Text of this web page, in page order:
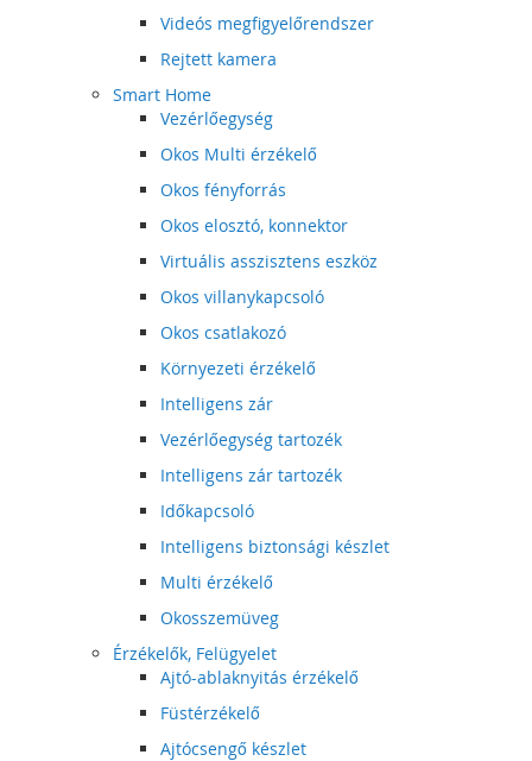
Videós megfigyelőrendszer
Rejtett kamera
Smart Home
Vezérlőegység
Okos Multi érzékelő
Okos fényforrás
Okos elosztó, konnektor
Virtuális asszisztens eszköz
Okos villanykapcsoló
Okos csatlakozó
Környezeti érzékelő
Intelligens zár
Vezérlőegység tartozék
Intelligens zár tartozék
Időkapcsoló
Intelligens biztonsági készlet
Multi érzékelő
Okosszemüveg
Érzékelők, Felügyelet
Ajtó-ablaknyitás érzékelő
Füstérzékelő
Ajtócsengő készlet